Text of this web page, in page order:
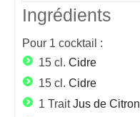
Ingrédients
Pour 1 cocktail :
15 cl. Cidre
15 cl. Cidre
1 Trait Jus de Citron